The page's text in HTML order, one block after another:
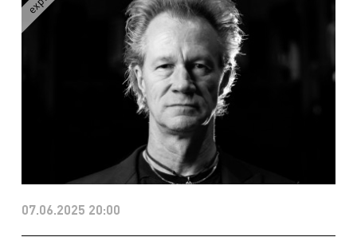
07.06.2025 20:00